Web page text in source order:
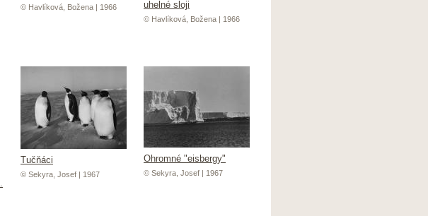
© Havlíková, Božena | 1966
uhelné sloji
© Havlíková, Božena | 1966
Tučňáci
© Sekyra, Josef | 1967
Ohromné "eisbergy"
© Sekyra, Josef | 1967